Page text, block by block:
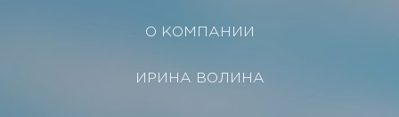
О КОМПАНИИ
ИРИНА ВОЛИНА